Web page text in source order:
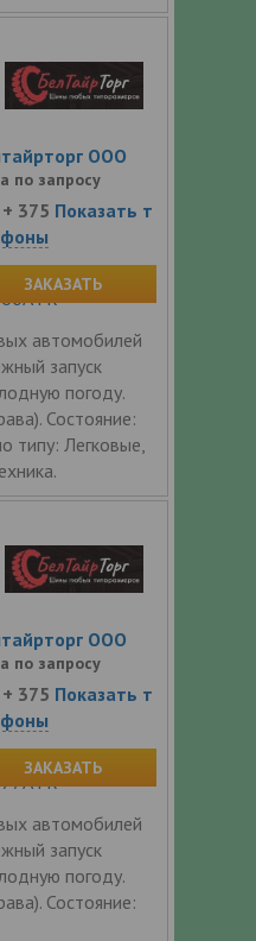
R+
автомобилей
запуск
погоду.
Состояние:
типу: Легковые,
ООО
по запросу
+ 375 Показать т
ЗАКАЗАТЬ
R+
автомобилей
запуск
погоду.
Состояние:
ООО
по запросу
+ 375 Показать т
ЗАКАЗАТЬ